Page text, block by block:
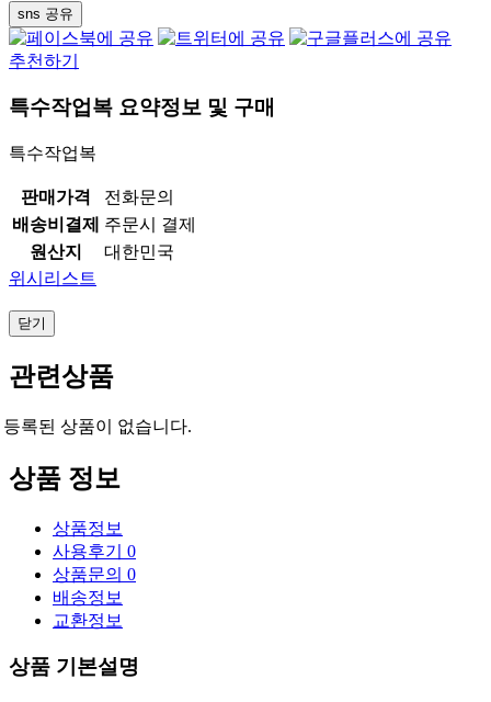
sns 공유
추천하기
특수작업복 요약정보 및 구매
특수작업복
판매가격
전화문의
배송비결제
주문시 결제
원산지
대한민국
위시리스트
닫기
관련상품
등록된 상품이 없습니다.
상품 정보
상품정보
사용후기 0
상품문의 0
배송정보
교환정보
상품 기본설명